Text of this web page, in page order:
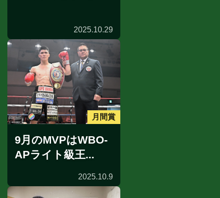
2025.10.29
月間賞
9月のMVPはWBO-
APライト級王...
2025.10.9